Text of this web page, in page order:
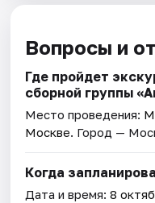
Вопросы и
Где пройдет
сборной группы
Место проведения:
Москве. Город —
Когда
Дата и время:8